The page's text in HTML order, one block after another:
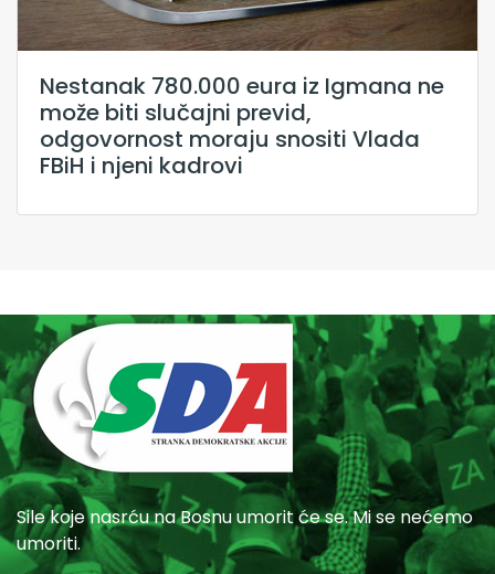
Nestanak 780.000 eura iz Igmana ne
može biti slučajni previd,
odgovornost moraju snositi Vlada
FBiH i njeni kadrovi
Sile koje nasrću na Bosnu umorit će se. Mi se nećemo
umoriti.